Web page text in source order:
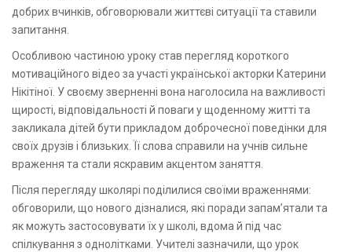
добрих вчинків, обговорювали життєві ситуації та ставили
запитання.
Особливою частиною уроку став перегляд короткого
мотиваційного відео за участі української акторки Катерини
Нікітіної. У своєму зверненні вона наголосила на важливості
щирості, відповідальності й поваги у щоденному житті та
закликала дітей бути прикладом доброчесної поведінки для
своїх друзів і близьких. Її слова справили на учнів сильне
враження та стали яскравим акцентом заняття.
Після перегляду школярі поділилися своїми враженнями:
обговорили, що нового дізналися, які поради запам’ятали та
як можуть застосовувати їх у школі, вдома й під час
спілкування з однолітками. Учителі зазначили, що урок